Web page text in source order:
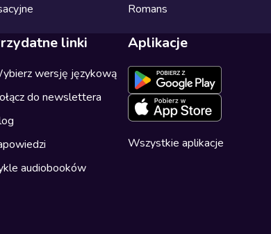
Romans
linki
wersję językową
do newslettera
audiobooków
Aplikacje
Wszystkie aplikacje